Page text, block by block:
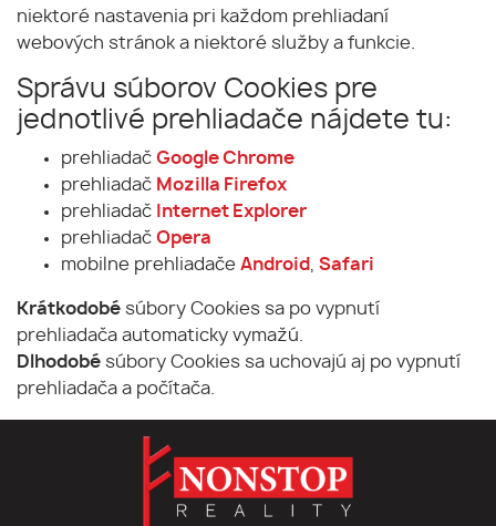
niektoré nastavenia pri každom prehliadaní
webových stránok a niektoré služby a funkcie.
Správu súborov Cookies pre
jednotlivé prehliadače nájdete tu:
prehliadač Google Chrome
prehliadač Mozilla Firefox
prehliadač
Internet Explorer
prehliadač Opera
mobilne prehliadače Android Safari
Krátkodobé súbory Cookies sa po vypnutí
prehliadača automaticky vymažú.
Dlhodobé súbory Cookies sa uchovajú aj po vypnutí
prehliadača a počítača.